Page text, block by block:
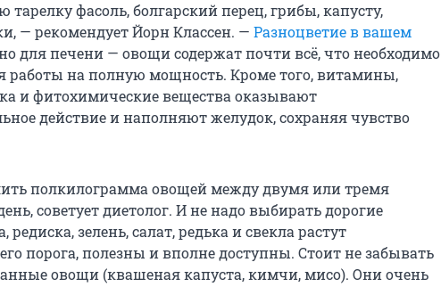
тарелку фасоль, болгарский перец, грибы, капусту,
— рекомендует Йорн Классен. — Разноцветие в вашем
для печени — овощи содержат почти всё, что необходимо
работы на полную мощность. Кроме того, витамины,
и фитохимические вещества оказывают
действие и наполняют желудок, сохраняя чувство
полкилограмма овощей между двумя или тремя
советует диетолог. И не надо выбирать дорогие
зелень, салат, редька и свекла растут
порога, полезны и вполне доступны. Стоит не забывать
овощи (квашеная капуста, кимчи, мисо). Они очень